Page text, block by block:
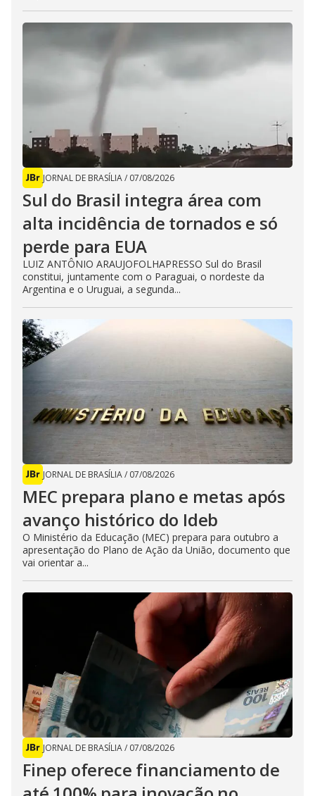
JORNAL DE BRASÍLIA/ 07/08/2026
Sul do Brasil integra área com
alta incidência de tornados e só
perde para EUA
LUIZ ANTÔNIO ARAUJOFOLHAPRESSO Sul do Brasil
constitui, juntamente com o Paraguai, o nordeste da
Argentina e o Uruguai, a segunda...
JORNAL DE BRASÍLIA/ 07/08/2026
MEC prepara plano e metas após
avanço histórico do Ideb
O Ministério da Educação (MEC) prepara para outubro a
apresentação do Plano de Ação da União, documento que
vai orientar a...
JORNAL DE BRASÍLIA/ 07/08/2026
Finep oferece financiamento de